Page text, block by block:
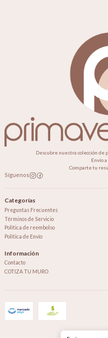
Descubre nuestra colección de
Envío
Comparte tu
Síguenos
Categorías
Preguntas Frecuentes
Términos de Servicio
Política de reembolso
Política de Envío
Información
Contacto
COTIZA TU MURO